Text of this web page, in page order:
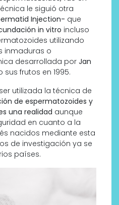
le siguió otra
Injection- que
in vitro incluso
utilizando
inmaduras o
desarrollada por Jan
frutos en 1995.
utilizada la técnica de
de espermatozoides y
una realidad aunque
en cuanto a la
nacidos mediante esta
de investigación ya se
países.